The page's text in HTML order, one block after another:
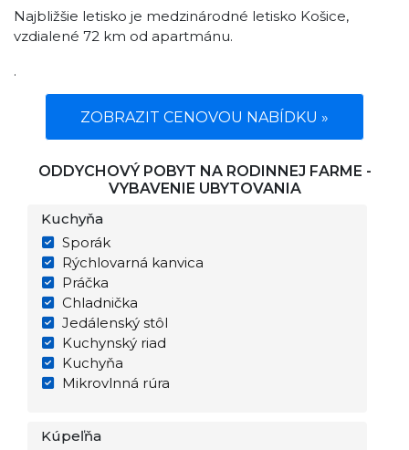
Najbližšie letisko je medzinárodné letisko Košice,
vzdialené 72 km od apartmánu.
.
ZOBRAZIT CENOVOU NABÍDKU »
ODDYCHOVÝ POBYT NA RODINNEJ FARME -
VYBAVENIE UBYTOVANIA
Kuchyňa
Sporák
Rýchlovarná kanvica
Práčka
Chladnička
Jedálenský stôl
Kuchynský riad
Kuchyňa
Mikrovlnná rúra
Kúpeľňa